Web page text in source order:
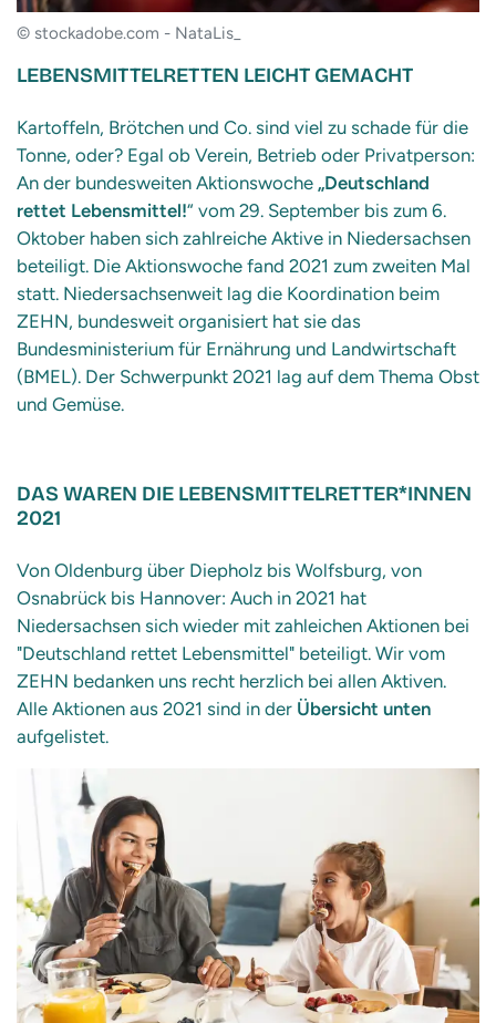
© stockadobe.com - NataLis_
LEBENSMITTELRETTEN LEICHT GEMACHT
Kartoffeln, Brötchen und Co. sind viel zu schade für die
Tonne, oder? Egal ob Verein, Betrieb oder Privatperson:
An der bundesweiten Aktionswoche „Deutschland
rettet Lebensmittel!“ vom 29. September bis zum 6.
Oktober haben sich zahlreiche Aktive in Niedersachsen
beteiligt. Die Aktionswoche fand 2021 zum zweiten Mal
statt. Niedersachsenweit lag die Koordination beim
ZEHN, bundesweit organisiert hat sie das
Bundesministerium für Ernährung und Landwirtschaft
(BMEL). Der Schwerpunkt 2021 lag auf dem Thema Obst
und Gemüse.
DAS WAREN DIE LEBENSMITTELRETTER*INNEN
2021
Von Oldenburg über Diepholz bis Wolfsburg, von
Osnabrück bis Hannover: Auch in 2021 hat
Niedersachsen sich wieder mit zahleichen Aktionen bei
"Deutschland rettet Lebensmittel" beteiligt. Wir vom
ZEHN bedanken uns recht herzlich bei allen Aktiven.
Alle Aktionen aus 2021 sind in der Übersicht unten
aufgelistet.